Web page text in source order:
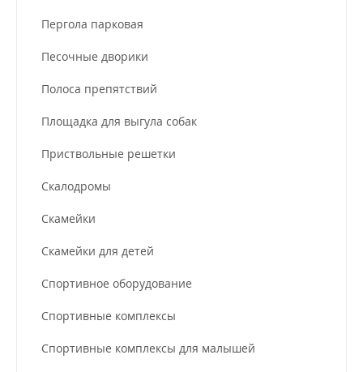
Пергола парковая
Песочные дворики
Полоса препятствий
Площадка для выгула собак
Приствольные решетки
Скалодромы
Скамейки
Скамейки для детей
Спортивное оборудование
Спортивные комплексы
Спортивные комплексы для малышей